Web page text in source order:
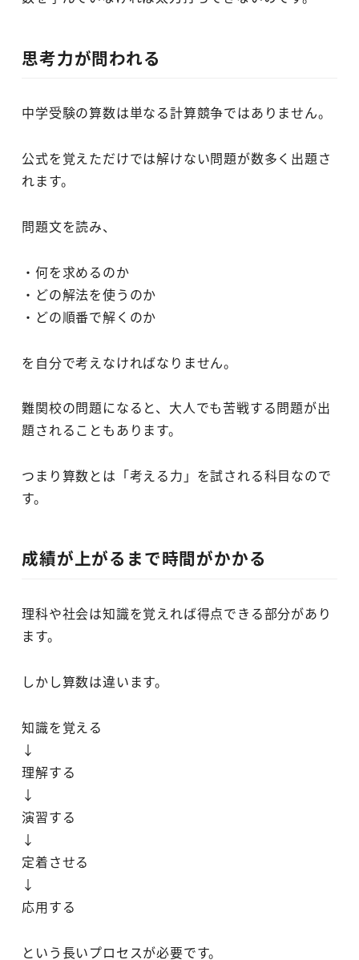
思考力が問われる
中学受験の算数は単なる計算競争ではありません。
公式を覚えただけでは解けない問題が数多く出題さ
れます。
問題文を読み、
・何を求めるのか
・どの解法を使うのか
・どの順番で解くのか
を自分で考えなければなりません。
難関校の問題になると、大人でも苦戦する問題が出
題されることもあります。
つまり算数とは「考える力」を試される科目なので
す。
成績が上がるまで時間がかかる
理科や社会は知識を覚えれば得点できる部分があり
ます。
しかし算数は違います。
知識を覚える
↓
理解する
↓
演習する
↓
定着させる
↓
応用する
という長いプロセスが必要です。